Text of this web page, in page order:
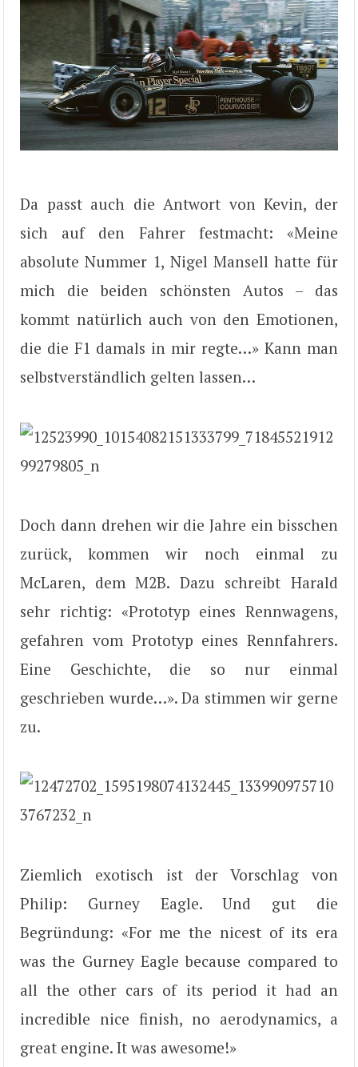
Da passt auch die Antwort von Kevin, der
sich auf den Fahrer festmacht: «Meine
absolute Nummer 1, ‪Nigel Mansell‬ hatte für
mich die beiden schönsten Autos – das
kommt natürlich auch von den Emotionen,
die die F1 damals in mir regte…» Kann man
selbstverständlich gelten lassen…
Doch dann drehen wir die Jahre ein bisschen
zurück, kommen wir noch einmal zu
McLaren, dem M2B. Dazu schreibt Harald
sehr richtig: «Prototyp eines Rennwagens,
gefahren vom Prototyp eines Rennfahrers.
Eine Geschichte, die so nur einmal
geschrieben wurde…». Da stimmen wir gerne
zu.
Ziemlich exotisch ist der Vorschlag von
Philip: Gurney Eagle. Und gut die
Begründung: «For me the nicest of its era
was the Gurney Eagle because compared to
all the other cars of its period it had an
incredible nice finish, no aerodynamics, a
great engine. It was awesome!»